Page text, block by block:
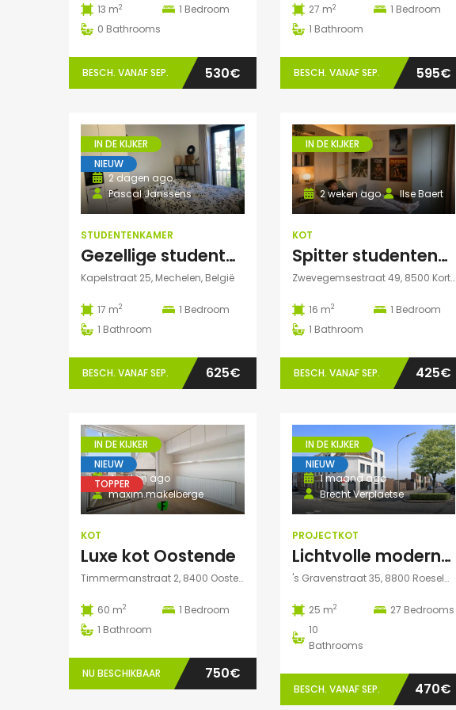
13 m2 1 Bedroom
0 Bathrooms
BESCH. VANAF SEP. 530€
27 m2 1 Bedroom
1 Bathroom
BESCH. VANAF SEP. 595€
IN DE KIJKER
NIEUW
Pascal Janssens
2 dagen ago
STUDENTENKAMER
Gezellige studentenkamer met eigen badkamer in Mechelen
Kapelstraat 25, Mechelen, België
17 m2 1 Bedroom
1 Bathroom
BESCH. VANAF SEP. 625€
IN DE KIJKER
Ilse Baert
2 weken ago
KOT
Spitter studentenkamer 1.13
Zwevegemsestraat 49, 8500 Kortrijk, België
16 m2 1 Bedroom
1 Bathroom
BESCH. VANAF SEP. 425€
IN DE KIJKER
NIEUW
TOPPER
maxim.makelberge
4 weken ago
KOT
Luxe kot Oostende
Timmermanstraat 2, 8400 Oostende, België
60 m2 1 Bedroom
1 Bathroom
NU BESCHIKBAAR 750€
IN DE KIJKER
NIEUW
Brecht Verplaetse
1 maand ago
PROJECTKOT
Lichtvolle moderne kamer te huur
's Gravenstraat 35, 8800 Roeselare, België
25 m2 27 Bedrooms
10
Bathrooms
BESCH. VANAF SEP. 470€